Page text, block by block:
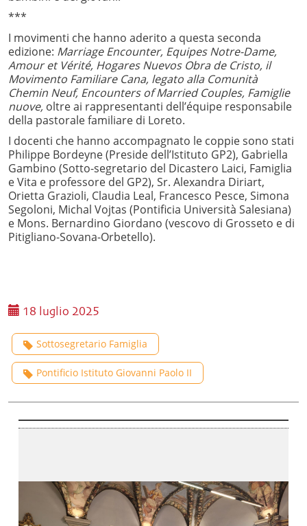
***
I movimenti che hanno aderito a questa seconda
edizione: Marriage Encounter, Equipes Notre-Dame,
Amour et Vérité, Hogares Nuevos Obra de Cristo, il
Movimento Familiare Cana, legato alla Comunità
Chemin Neuf, Encounters of Married Couples, Famiglie
nuove, oltre ai rappresentanti dell’équipe responsabile
della pastorale familiare di Loreto.
I docenti che hanno accompagnato le coppie sono stati
Philippe Bordeyne (Preside dell’Istituto GP2), Gabriella
Gambino (Sotto-segretario del Dicastero Laici, Famiglia
e Vita e professore del GP2), Sr. Alexandra Diriart,
Orietta Grazioli, Claudia Leal, Francesco Pesce, Simona
Segoloni, Michal Vojtas (Pontificia Università Salesiana)
e Mons. Bernardino Giordano (vescovo di Grosseto e di
Pitigliano-Sovana-Orbetello).
18 luglio 2025
Sottosegretario Famiglia
Pontificio Istituto Giovanni Paolo II